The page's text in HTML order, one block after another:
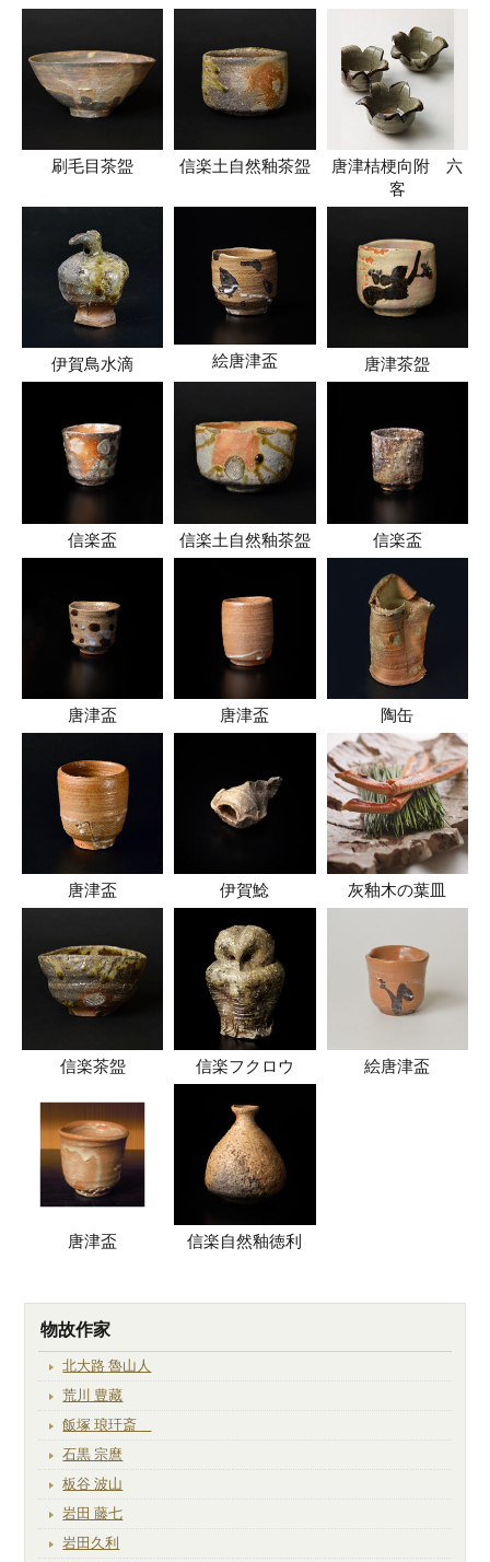
刷毛目茶盌 信楽土自然釉茶盌
唐津桔梗向附 六
客
伊賀鳥水滴 絵唐津盃 唐津茶盌
信楽盃 信楽土自然釉茶盌 信楽盃
唐津盃 唐津盃 陶缶
唐津盃 伊賀鯰 灰釉木の葉皿
信楽茶盌 信楽フクロウ 絵唐津盃
唐津盃 信楽自然釉徳利
物故作家
北大路 魯山人
荒川 豊藏
飯塚 琅玕斎
石黒 宗麿
板谷 波山
岩田 藤七
岩田久利